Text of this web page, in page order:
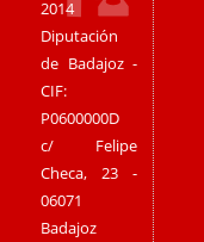
2014
Diputación
de Badajoz -
CIF:
P0600000D
c/ Felipe
Checa, 23 -
06071
Badajoz